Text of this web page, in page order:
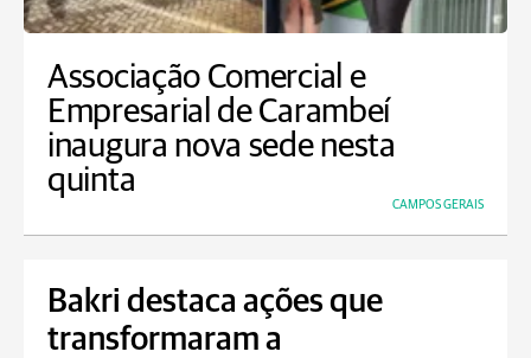
Associação Comercial e
Empresarial de Carambeí
inaugura nova sede nesta
quinta
CAMPOS GERAIS
Bakri destaca ações que
transformaram a